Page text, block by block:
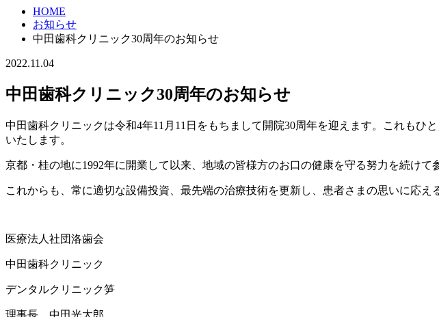
HOME
お知らせ
中田歯科クリニック30周年のお知らせ
2022.11.04
中田歯科クリニック30周年のお知らせ
中田歯科クリニックは令和4年11月11日をもちまして開院30周年を迎えます。これも
いたします。
京都・桂の地に1992年に開業して以来、地域の皆様方のお口の健康を守る努力を続けて
これからも、常に適切な設備投資、最先端の治療技術を更新し、患者さまの思いに応
医療法人社団洛歯会
中田歯科クリニック
デンタルクリニック笋
理事長 中田光太郎